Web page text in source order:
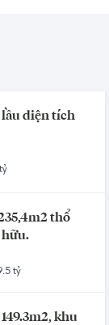
lầu diện tích
thổ
hữu.
tỷ
khu